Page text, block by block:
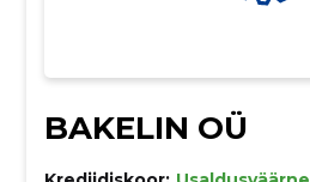
BAKELIN OÜ